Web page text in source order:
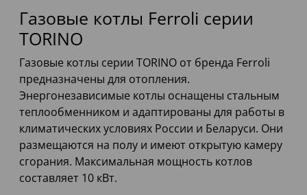
Газовые котлы Ferroli серии
TORINO
Газовые котлы серии TORINO от бренда Ferroli
предназначены для отопления.
Энергонезависимые котлы оснащены стальным
теплообменником и адаптированы для работы в
климатических условиях России и Беларуси. Они
размещаются на полу и имеют открытую камеру
сгорания. Максимальная мощность котлов
составляет 10 кВт.